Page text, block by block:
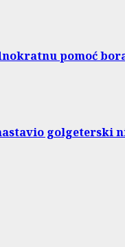
pomoć
golgeterski